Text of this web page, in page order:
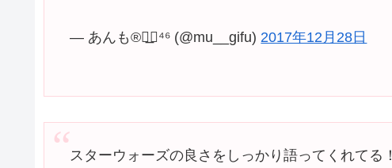
— あんも®◢͟￨⁴⁶ (@mu__gifu) 2017年12月28日
スターウォーズの良さをしっかり語ってくれてる！